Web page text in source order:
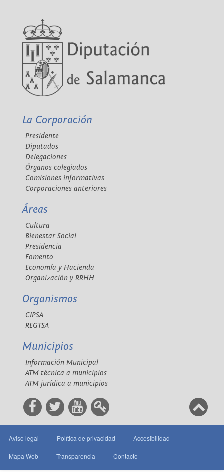
La Corporación
Presidente
Diputados
Delegaciones
Órganos colegiados
Comisiones informativas
Corporaciones anteriores
Áreas
Cultura
Bienestar Social
Presidencia
Fomento
Economía y Hacienda
Organización y RRHH
Organismos
CIPSA
REGTSA
Municipios
Información Municipal
ATM técnica a municipios
ATM jurídica a municipios
Aviso legal Política de privacidad Accesibilidad
Mapa Web Transparencia Contacto